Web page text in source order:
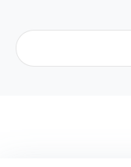
Pomoc